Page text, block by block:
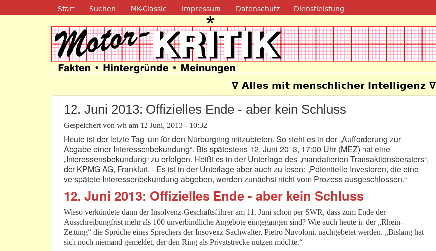
Direkt zum Inhalt
Navigation
Start Suchen MK-Classic Impressum Datenschutz Dienstleistung
Motor-Kritik.de∇ Alles mit menschlicher Intelligenz ∇
12. Juni 2013: Offizielles Ende - aber kein Schluss
Gespeichert von wh am 12 Juni, 2013 - 10:32
Heute ist der letzte Tag, um für den Nürburgring mitzubieten. So steht es in der „Aufforderung zur
Abgabe einer Interessenbekundung“. Bis spätestens 12. Juni 2013, 17:00 Uhr (MEZ) hat eine
„Interessensbekundung“ zu erfolgen. Heißt es in der Unterlage des „mandatierten Transaktionsberaters“,
der KPMG AG, Frankfurt. - Es ist in der Unterlage aber auch zu lesen: „Potentielle Investoren, die eine
verspätete Interessenbekundung abgeben, werden zunächst nicht vom Prozess ausgeschlossen.“
12. Juni 2013: Offizielles Ende - aber kein Schluss
Wieso verkündete dann der Insolvenz-Geschäftsführer am 11. Juni schon per SWR, dass zum Ende der
Ausschreibungfrist mehr als 100 unverbindliche Angebote eingegangen sind? Wie auch heute in der „Rhein-
Zeitung“ die Sprüche eines Sprechers der Insovenz-Sachwalter, Pietro Nuvoloni, nachgebetet werden. „Bislang hat
sich noch niemand gemeldet, der den Ring als Privatstrecke nutzen möchte.“